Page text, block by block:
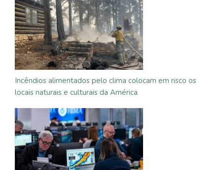
Incêndios alimentados pelo clima colocam em risco os
locais naturais e culturais da América